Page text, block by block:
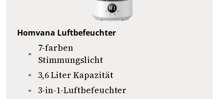
Homvana Luftbefeuchter
7-farben
Stimmungslicht
3,6 Liter Kapazität
3-in-1-Luftbefeuchter